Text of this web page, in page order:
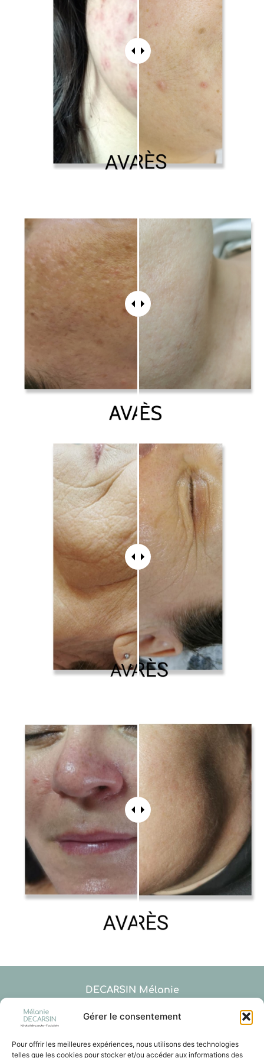
Gérer le consentement
Pour offrir les meilleures expériences, nous utilisons des technologies
telles que les cookies pour stocker et/ou accéder aux informations des
DECARSIN Mélanie
Facialiste
23 années d’expérience professionnelle